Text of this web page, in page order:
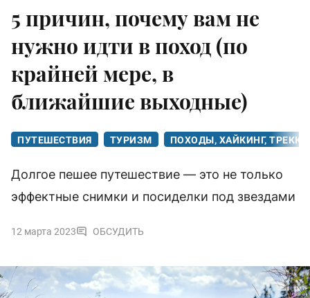
5 причин, почему вам не
нужно идти в поход (по
крайней мере, в
ближайшие выходные)
ПУТЕШЕСТВИЯ ТУРИЗМ ПОХОДЫ, ХАЙКИНГ,
Долгое пешее путешествие — это не только
эффектные снимки и посиделки под звездами
12 марта 2023 ОБСУДИТЬ